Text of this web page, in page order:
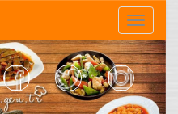
Toggle